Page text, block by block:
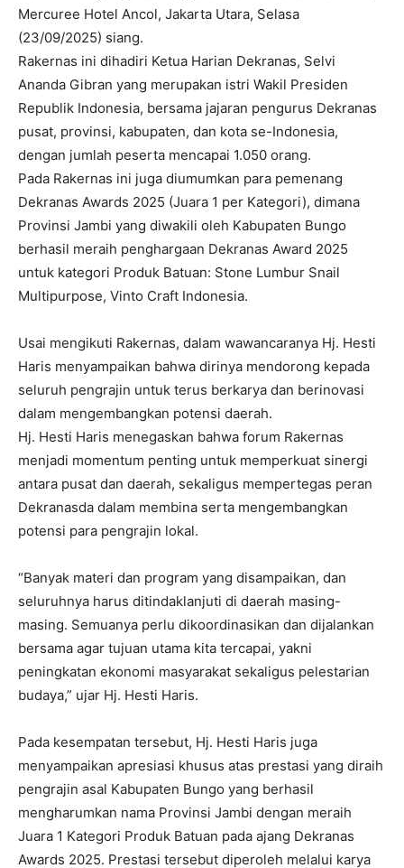
Mercuree Hotel Ancol, Jakarta Utara, Selasa
(23/09/2025) siang.
Rakernas ini dihadiri Ketua Harian Dekranas, Selvi
Ananda Gibran yang merupakan istri Wakil Presiden
Republik Indonesia, bersama jajaran pengurus Dekranas
pusat, provinsi, kabupaten, dan kota se-Indonesia,
dengan jumlah peserta mencapai 1.050 orang.
Pada Rakernas ini juga diumumkan para pemenang
Dekranas Awards 2025 (Juara 1 per Kategori), dimana
Provinsi Jambi yang diwakili oleh Kabupaten Bungo
berhasil meraih penghargaan Dekranas Award 2025
untuk kategori Produk Batuan: Stone Lumbur Snail
Multipurpose, Vinto Craft Indonesia.
Usai mengikuti Rakernas, dalam wawancaranya Hj. Hesti
Haris menyampaikan bahwa dirinya mendorong kepada
seluruh pengrajin untuk terus berkarya dan berinovasi
dalam mengembangkan potensi daerah.
Hj. Hesti Haris menegaskan bahwa forum Rakernas
menjadi momentum penting untuk memperkuat sinergi
antara pusat dan daerah, sekaligus mempertegas peran
Dekranasda dalam membina serta mengembangkan
potensi para pengrajin lokal.
“Banyak materi dan program yang disampaikan, dan
seluruhnya harus ditindaklanjuti di daerah masing-
masing. Semuanya perlu dikoordinasikan dan dijalankan
bersama agar tujuan utama kita tercapai, yakni
peningkatan ekonomi masyarakat sekaligus pelestarian
budaya,” ujar Hj. Hesti Haris.
Pada kesempatan tersebut, Hj. Hesti Haris juga
menyampaikan apresiasi khusus atas prestasi yang diraih
pengrajin asal Kabupaten Bungo yang berhasil
mengharumkan nama Provinsi Jambi dengan meraih
Juara 1 Kategori Produk Batuan pada ajang Dekranas
Awards 2025. Prestasi tersebut diperoleh melalui karya